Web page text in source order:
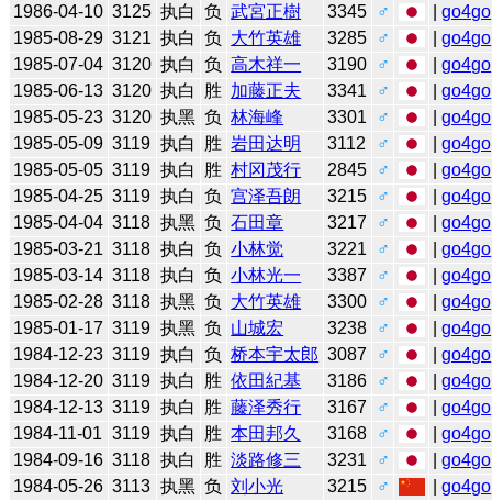
1986-04-10 3125 执白 负 武宮正樹 3345 ♂ |go4go
1985-08-29 3121 执白 负 大竹英雄 3285 ♂ |go4go
1985-07-04 3120 执白 负 高木祥一 3190 ♂ |go4go
1985-06-13 3120 执白 胜 加藤正夫 3341 ♂ |go4go
1985-05-23 3120 执黑 负 林海峰 3301 ♂ |go4go
1985-05-09 3119 执白 胜 岩田达明 3112 ♂ |go4go
1985-05-05 3119 执白 胜 村冈茂行 2845 ♂ |go4go
1985-04-25 3119 执白 负 宫泽吾朗 3215 ♂ |go4go
1985-04-04 3118 执黑 负 石田章 3217 ♂ |go4go
1985-03-21 3118 执白 负 小林觉 3221 ♂ |go4go
1985-03-14 3118 执白 负 小林光一 3387 ♂ |go4go
1985-02-28 3118 执黑 负 大竹英雄 3300 ♂ |go4go
1985-01-17 3119 执黑 负 山城宏 3238 ♂ |go4go
1984-12-23 3119 执白 负 桥本宇太郎 3087 ♂ |go4go
1984-12-20 3119 执白 胜 依田紀基 3186 ♂ |go4go
1984-12-13 3119 执白 胜 藤泽秀行 3167 ♂ |go4go
1984-11-01 3119 执白 胜 本田邦久 3168 ♂ |go4go
1984-09-16 3118 执白 胜 淡路修三 3231 ♂ |go4go
1984-05-26 3113 执黑 负 刘小光 3215 ♂ |go4go